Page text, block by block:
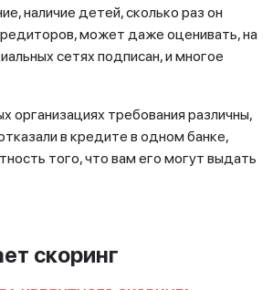
наличие детей, сколько раз он
может даже оценивать, на
сетях подписан, и многое
организациях требования различны,
в кредите в одном банке,
того, что вам его могут выдать
скоринг